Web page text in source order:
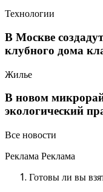
Технологии
В Москве
клубного дома
Жилье
В новом
экологический
Все новости
Реклама Реклама
Готовы ли вы